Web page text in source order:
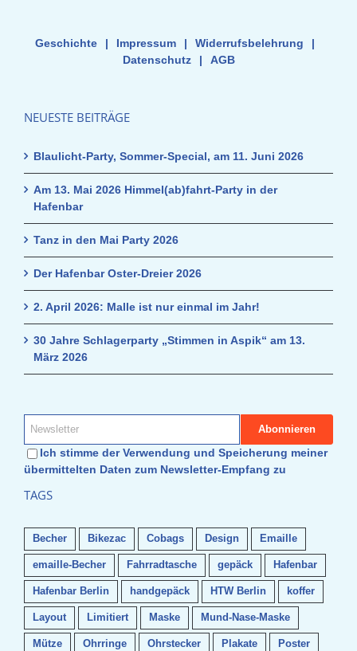
Geschichte | Impressum | Widerrufsbelehrung
|
Datenschutz
| AGB
NEUESTE BEITRÄGE
Blaulicht-Party, Sommer-Special, am 11. Juni 2026
Am 13. Mai 2026 Himmel(ab)fahrt-Party in der
Hafenbar
Tanz in den Mai Party 2026
Der Hafenbar Oster-Dreier 2026
2. April 2026: Malle ist nur einmal im Jahr!
30 Jahre Schlagerparty „Stimmen in Aspik“ am 13.
März 2026
Ich stimme der Verwendung und Speicherung meiner
übermittelten Daten zum Newsletter-Empfang zu
TAGS
Becher Bikezac Cobags Design Emaille
emaille-Becher Fahrradtasche gepäck Hafenbar
Hafenbar Berlin handgepäck HTW Berlin koffer
Layout Limitiert Maske Mund-Nase-Maske
Mütze Ohrringe Ohrstecker Plakate Poster